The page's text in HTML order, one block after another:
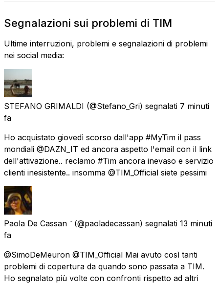
Segnalazioni sui problemi di TIM
Ultime interruzioni, problemi e segnalazioni di problemi
nei social media:
STEFANO GRIMALDI (@Stefano_Gri) segnalati 7 minuti
fa
Ho acquistato giovedì scorso dall'app #MyTim il pass
mondiali @DAZN_IT ed ancora aspetto l'email con il link
dell'attivazione.. reclamo #Tim ancora inevaso e servizio
clienti inesistente.. insomma @TIM_Official siete pessimi
Paola De Cassan  (@paoladecassan) segnalati 13 minuti
fa
@SimoDeMeuron @TIM_Official Mai avuto così tanti
problemi di copertura da quando sono passata a TIM.
Ho segnalato più volte con confronti rispetto ad altri